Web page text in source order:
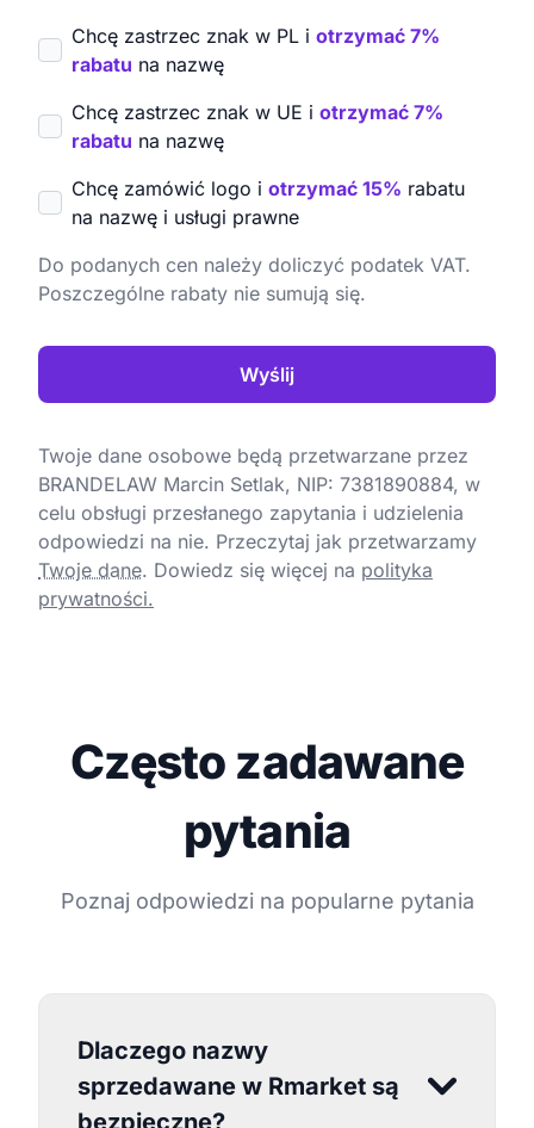
Chcę zastrzec znak w PL i otrzymać 7%
rabatu na nazwę
Chcę zastrzec znak w UE i otrzymać 7%
rabatu na nazwę
Chcę zamówić logo i otrzymać 15% rabatu
na nazwę i usługi prawne
Do podanych cen należy doliczyć podatek VAT.
Poszczególne rabaty nie sumują się.
Wyślij
Twoje dane osobowe będą przetwarzane przez
BRANDELAW Marcin Setlak, NIP: 7381890884, w
celu obsługi przesłanego zapytania i udzielenia
odpowiedzi na nie. Przeczytaj jak przetwarzamy
Twoje dane. Dowiedz się więcej na polityka
prywatności.
Często zadawane
pytania
Poznaj odpowiedzi na popularne pytania
Dlaczego nazwy
sprzedawane w Rmarket są
bezpieczne?